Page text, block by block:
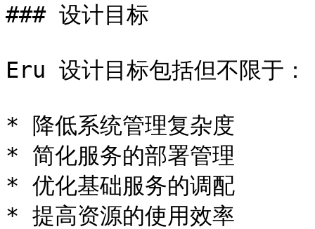
### 设计目标
Eru 设计目标包括但不限于：
* 降低系统管理复杂度
* 简化服务的部署管理
* 优化基础服务的调配
* 提高资源的使用效率